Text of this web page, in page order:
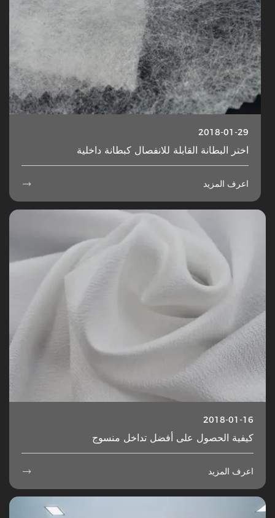
2018-01-29
اختر البطانة القابلة للانفصال كبطانة داخلية
اعرف المزيد 
2018-01-16
كيفية الحصول على أفضل تداخل منسوج
اعرف المزيد 